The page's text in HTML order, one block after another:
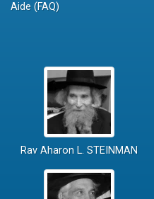
Aide (FAQ)
Rav Aharon L. STEINMAN